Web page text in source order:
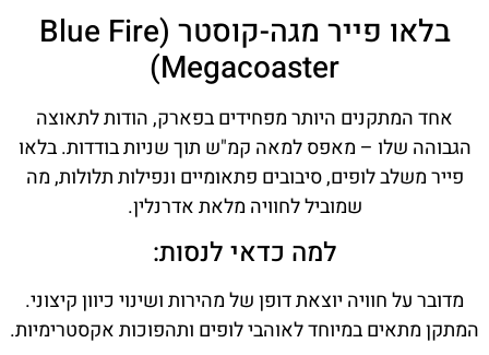
בלאו פייר מגה-קוסטר (Blue Fire
Megacoaster)
אחד המתקנים היותר מפחידים בפארק, הודות לתאוצה
הגבוהה שלו – מאפס למאה קמ"ש תוך שניות בודדות. בלאו
פייר משלב לופים, סיבובים פתאומיים ונפילות תלולות, מה
שמוביל לחוויה מלאת אדרנלין.
למה כדאי לנסות:
מדובר על חוויה יוצאת דופן של מהירות ושינוי כיוון קיצוני.
המתקן מתאים במיוחד לאוהבי לופים ותהפוכות אקסטרימיות.